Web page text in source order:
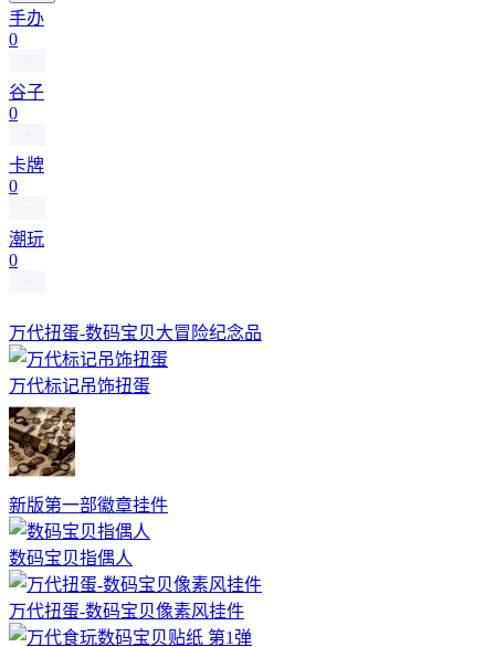
手办
0
谷子
0
卡牌
0
潮玩
0
万代扭蛋-数码宝贝大冒险纪念品
万代标记吊饰扭蛋
新版第一部徽章挂件
数码宝贝指偶人
万代扭蛋-数码宝贝像素风挂件